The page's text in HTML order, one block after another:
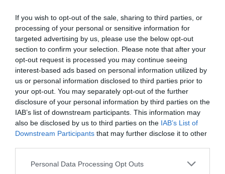
If you wish to opt-out of the sale, sharing to third parties, or
processing of your personal or sensitive information for
targeted advertising by us, please use the below opt-out
section to confirm your selection. Please note that after your
opt-out request is processed you may continue seeing
interest-based ads based on personal information utilized by
us or personal information disclosed to third parties prior to
your opt-out. You may separately opt-out of the further
disclosure of your personal information by third parties on the
IAB’s list of downstream participants. This information may
also be disclosed by us to third parties on the IAB’s List of
Downstream Participants that may further disclose it to other
Please note that this website/app uses one or more Google
Personal Data Processing Opt Outs
Στο βάθρο του Πανελληνίου
πρωταθλήματος ο Καφρίτσας
απαιτητικός αγώνας της Ατομικής Χρονομέτρησης.